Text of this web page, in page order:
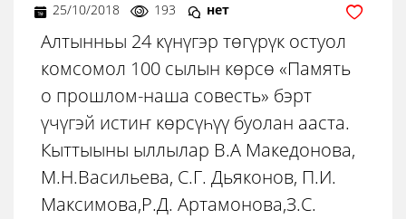
25/10/2018 193 нет
Алтынньы 24 күнүгэр төгүрүк остуол
комсомол 100 сылын көрсө «Память
о прошлом-наша совесть» бэрт
үчүгэй истиҥ көрсүһүү буолан ааста.
Кыттыыны ыллылар В.А Македонова,
М.Н.Васильева, С.Г. Дьяконов, П.И.
Максимова,Р.Д. Артамонова,З.С.